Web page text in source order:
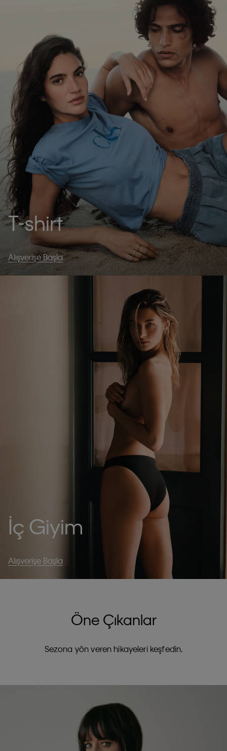
T-shirt
Alışverişe Başla
İç Giyim
Alışverişe Başla
Öne Çıkanlar
Sezona yön veren hikayeleri keşfedin.